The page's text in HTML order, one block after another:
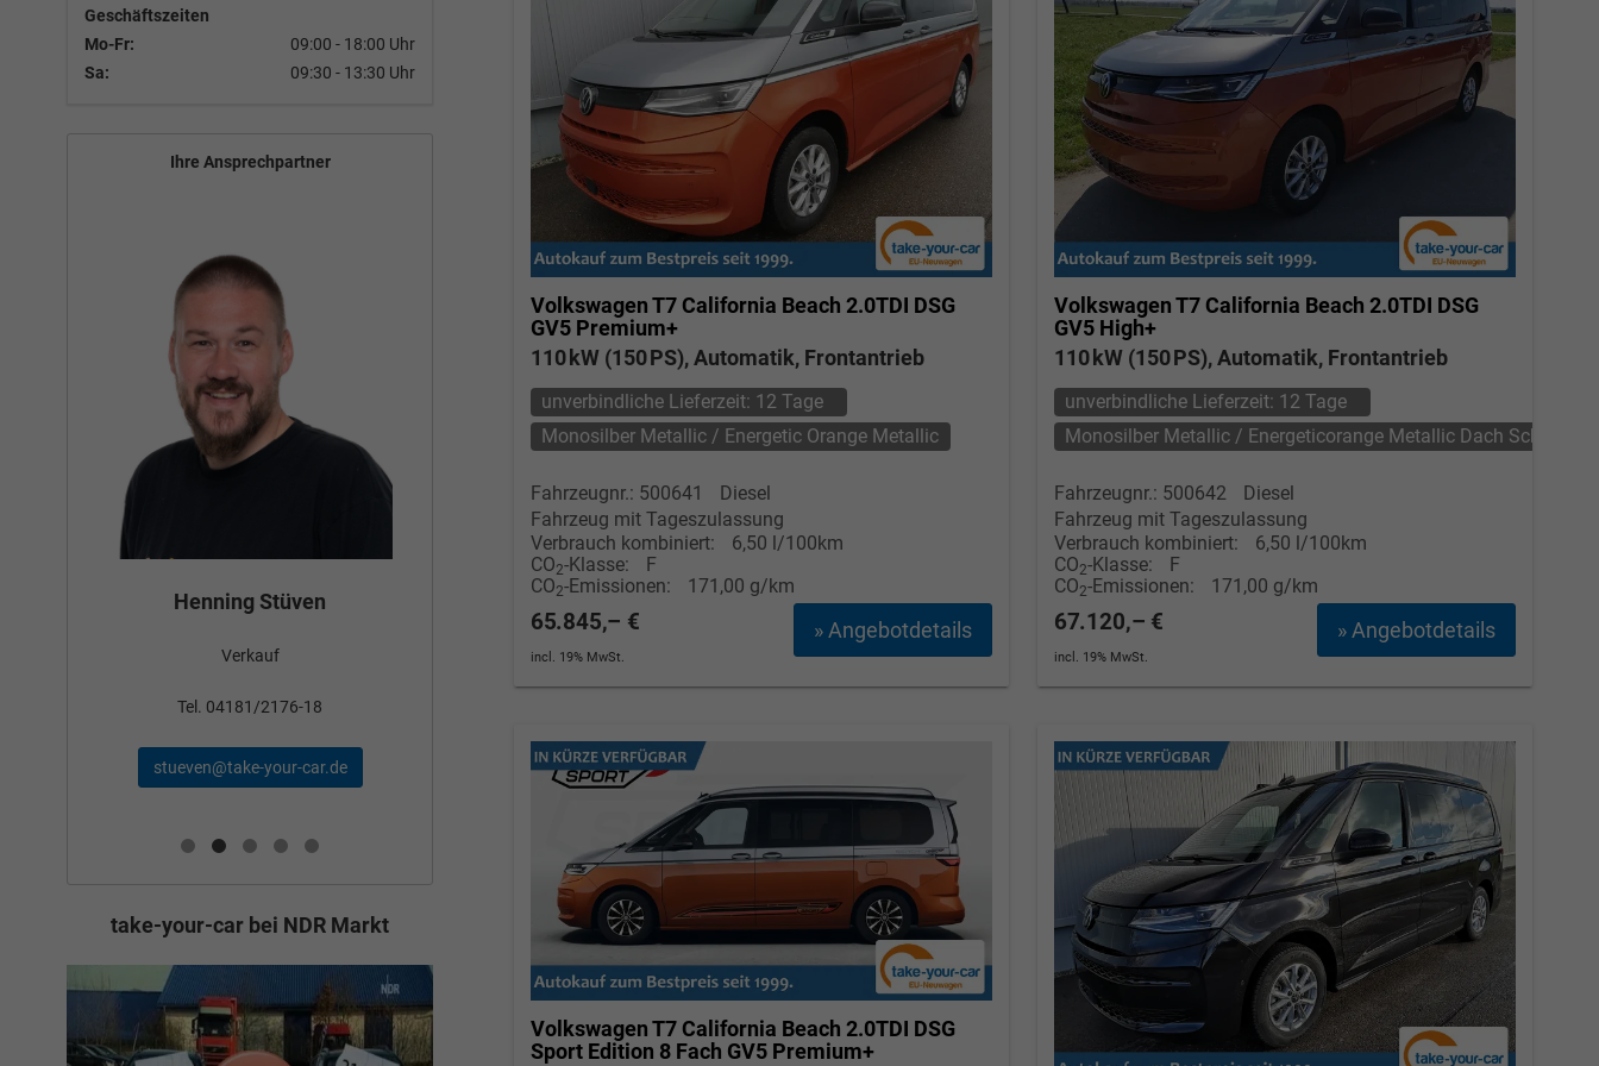
Volkswagen T7 California Beach 2.0TDI DSG
GV5 Premium+
110 kW (150 PS), Automatik, Frontantrieb
unverbindliche Lieferzeit: 12 Tage
Monosilber Metallic / Energetic Orange Metallic
Fahrzeugnr.: 500641
Diesel
Fahrzeug mit Tageszulassung
Verbrauch kombiniert:
6,50 l/100km
CO2-Klasse:
F
CO2-Emissionen: 171,00 g/km
» Angebotdetails
65.845,– €
incl. 19% MwSt.
Volkswagen T7 California Beach 2.0TDI DSG
GV5 High+
110 kW (150 PS), Automatik, Frontantrieb
unverbindliche Lieferzeit: 12 Tage
Monosilber Metallic / Energeticorange Metallic Dach Schwarz
Fahrzeugnr.: 500642
Diesel
Fahrzeug mit Tageszulassung
Verbrauch kombiniert:
6,50 l/100km
CO2-Klasse:
F
CO2-Emissionen: 171,00 g/km
» Angebotdetails
67.120,– €
incl. 19% MwSt.
Volkswagen T7 California Beach 2.0TDI DSG
Sport Edition 8 Fach GV5 Premium+
Geschäftszeiten
Mo-Fr:
09:00 - 18:00 Uhr
Sa:
09:30 - 13:30 Uhr
Ihre Ansprechpartner
Henning Stüven
Verkauf
Tel. 04181/2176-18
stueven@take-your-car.de
Bünyamin Schael
Verkauf
schael@take-your-car.de
Tom Wollschläger
Verkauf
Elvedin Calakovic
Tel. 04181/2176-27
calakovic@take-your-car.de
take-your-car bei NDR Markt